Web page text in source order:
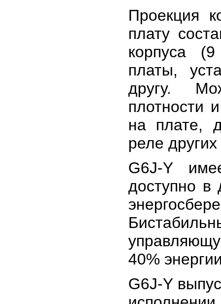
Проекция
плату
корпуса
платы,
другу.
плотности
на плате,
реле
G6J-Y
доступно в
40%
G6J-Y